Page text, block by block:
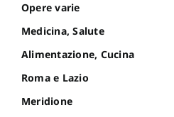
Opere varie
Medicina, Salute
Alimentazione, Cucina
Roma e Lazio
Meridione